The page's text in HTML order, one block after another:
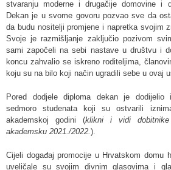
stvaranju moderne i drugačije domovine i
Dekan je u svome govoru pozvao sve da
da budu nositelji promjene i napretka svojim
Svoje je razmišljanje zaključio pozivom
sami započeli na sebi nastave u društvu i
koncu zahvalio se iskreno roditeljima,
koju su na bilo koji način ugradili sebe u ovaj
Pored dodjele diploma dekan je dodijelio
sedmoro studenata koji su ostvarili
akademskoj godini (klikni i vidi dobitnike
akademsku 2021./2022.).
Cijeli događaj promocije u Hrvatskom domu
uveličale su svojim divnim glasovima i